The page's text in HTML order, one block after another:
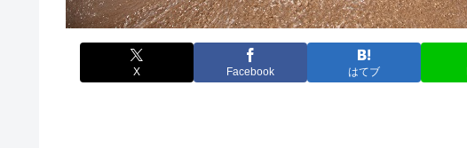
X Facebook はてブ